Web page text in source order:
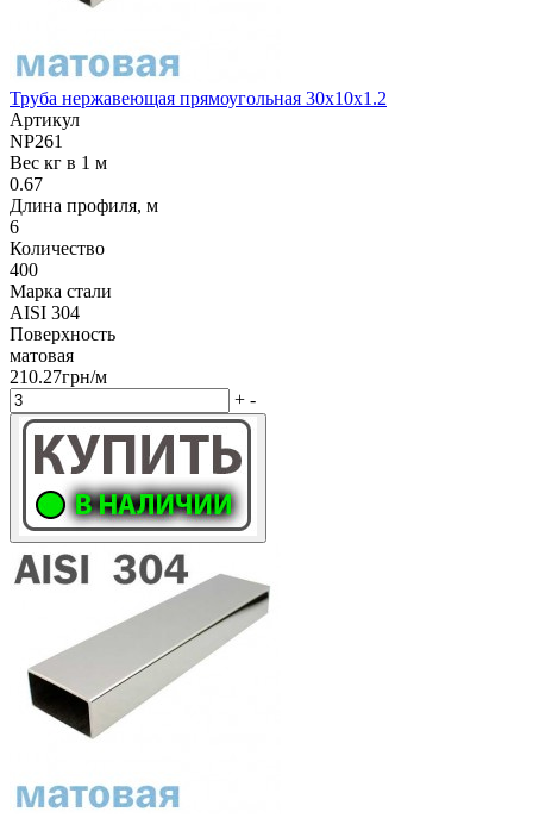
Труба нержавеющая прямоугольная 30х10х1.2
Артикул
NP261
Вес кг в 1 м
0.67
Длина профиля, м
6
Количество
400
Марка стали
AISI 304
Поверхность
матовая
210.27грн/м
+ -